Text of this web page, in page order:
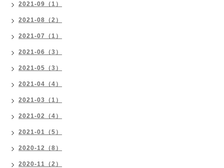
2021-09（1）
2021-08（2）
2021-07（1）
2021-06（3）
2021-05（3）
2021-04（4）
2021-03（1）
2021-02（4）
2021-01（5）
2020-12（8）
2020-11（2）